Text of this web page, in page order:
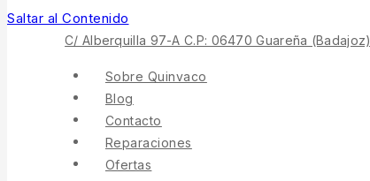
Saltar al Contenido
C/ Alberquilla 97-A C.P: 06470 Guareña (Badajoz)
Sobre Quinvaco
Blog
Contacto
Reparaciones
Ofertas